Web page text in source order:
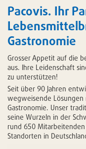
Pacovis. Ihr
Gastronomie
Grosser Appetit auf die
aus. Ihre Leidenschaft
zu unterstützen!
Seit über 90 Jahren
wegweisende
Gastronomie. Unser
seine Wurzeln in der
rund 650
Standorten in